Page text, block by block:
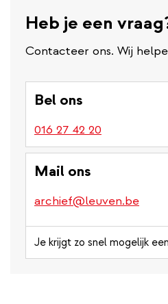
Heb je een
Contacteer ons. Wij
Bel ons
016 27 42 20
Mail ons
archief@leuven.be
Je krijgt zo snel mogelijk